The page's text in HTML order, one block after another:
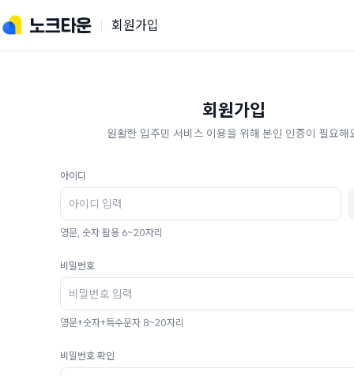
회원가입
회원가입
원활한 입주민 서비스 이용을 위해 본인 인증이 필요해
아이디
영문, 숫자 활용 6~20자리
비밀번호
영문+숫자+특수문자 8~20자리
비밀번호 확인